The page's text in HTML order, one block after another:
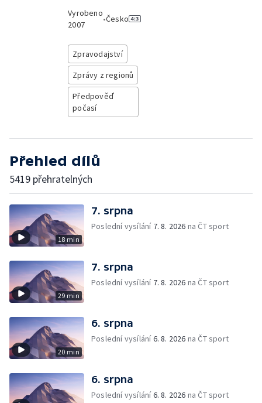
Vyrobeno
2007
•Česko
Zpravodajství
Zprávy z regionů
Předpověď
počasí
Přehled dílů
5419 přehratelných
18 min
7. srpna
Poslední vysílání 7. 8. 2026 na ČT sport
29 min
7. srpna
Poslední vysílání 7. 8. 2026 na ČT sport
20 min
6. srpna
Poslední vysílání6. 8. 2026 na ČT sport
6. srpna
Poslední vysílání6. 8. 2026 na ČT sport